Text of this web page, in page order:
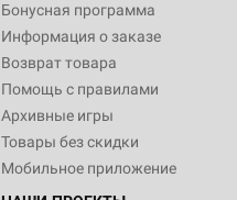
Бонусная программа
Информация о заказе
Возврат товара
Помощь с правилами
Архивные игры
Товары без скидки
Мобильное приложение